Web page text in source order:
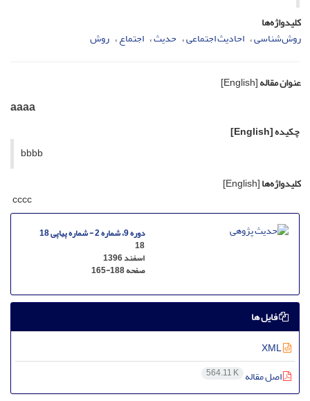
کلیدواژه‌ها
روش‌شناسی احادیث اجتماعی حدیث اجتماع روش
عنوان مقاله[English]
aaaa
چکیده[English]
bbbb
کلیدواژه‌ها[English]
cccc
دوره 9، شماره 2 - شماره پیاپی 18
18
اسفند 1396
صفحه165-188
فایل ها
اصل مقاله 564.11 K